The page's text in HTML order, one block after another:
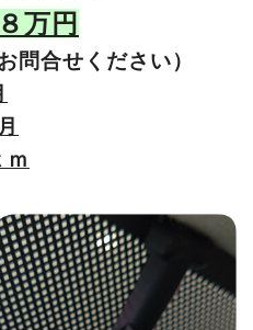
万円
問合せください）
ｍ